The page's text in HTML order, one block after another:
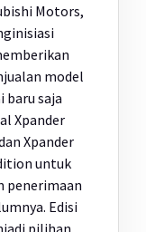
Motors,
model
baru saja
Xpander
Xpander
untuk
penerimaan
Edisi